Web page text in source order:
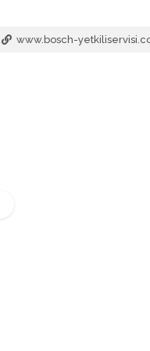
www.bosch-